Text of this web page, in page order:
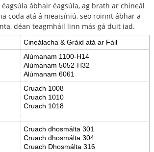
ábhair éagsúla, ag brath ar chineál
coda atá á meaisíniú, seo roinnt ábhar a
déan teagmháil linn más gá duit iad.
Cineálacha & Gráid atá ar Fáil
Alúmanam 1100-H14
Alúmanam 5052-H32
Alúmanam 6061
Cruach 1008
Cruach 1010
Cruach 1018
Cruach dhosmálta 301
Cruach dhosmálta 304
Cruach Dhosmálta 316